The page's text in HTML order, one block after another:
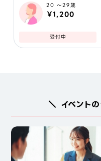
20 ～29歳
￥1,200
受付中
＼ イベント